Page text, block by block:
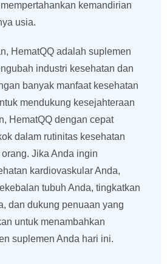
kemandirian
usia.
HematQQ adalah suplemen
industri kesehatan dan
banyak manfaat kesehatan
mendukung kesejahteraan
HematQQ dengan cepat
dalam rutinitas kesehatan
Jika Anda ingin
kardiovaskular Anda,
tubuh Anda, tingkatkan
dan dukung penuaan yang
untuk menambahkan
suplemen Anda hari ini.